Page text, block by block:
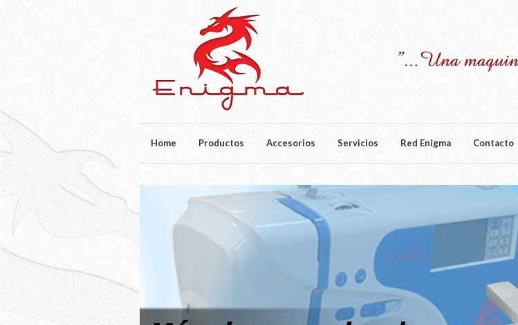
Home Productos Accesorios Servicios Red Enigma Contacto